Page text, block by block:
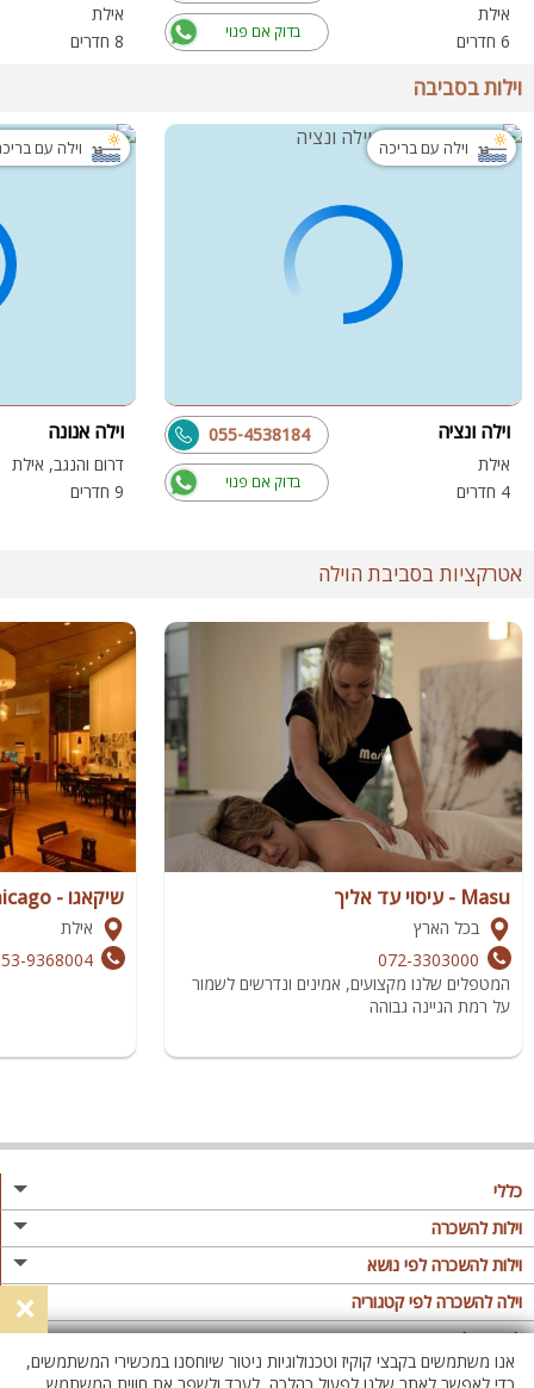
אילת
6 חדרים
בדוק אם פנוי
אילת
8 חדרים
וילות בסביבה
וילה עם בריכה
וילה ונציה
אילת
4 חדרים
בדוק אם פנוי
055-4538184
וילה עם
וילה אנונה
דרום והנגב, אילת
9 חדרים
אטרקציות בסביבת הוילה
Masu - עיסוי עד אליך
בכל הארץ
072-3303000
המטפלים שלנו מקצועים, אמינים ונדרשים לשמור
על רמת הגיינה גבוהה
שיקאגו - chicago
אילת
9368004
כללי
מגזין
פרסום באתר
תקנון
מדיניות פרטיות
וילות להשכרה
וילות בצפון
וילות במרכז
וילות בדרום
וילות באילת
וילות להשכרה לפי נושא
וילה לזוגות
וילות למשפחות
וילות לציבור הדתי
וילה להשכרה לפי קטגוריה
וילות עם בריכה
וילה עם בריכה מחוממת
לופטים להשכרה
לופט
×
אנו משתמשים בקבצי קוקיז וטכנולוגיות ניטור שיוחסנו במכשירי המשתמשים,